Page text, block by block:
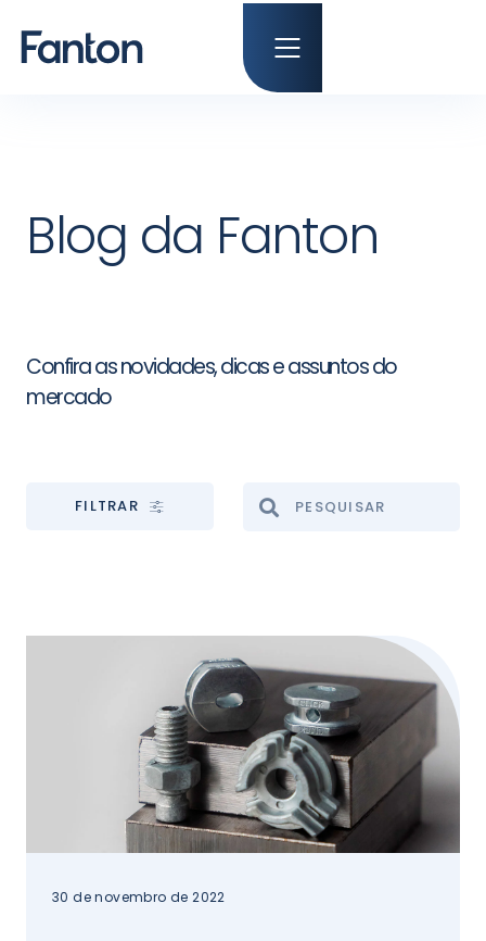
Blog da Fanton
Confira as novidades, dicas e assuntos do
mercado
FILTRAR
30 de novembro de 2022